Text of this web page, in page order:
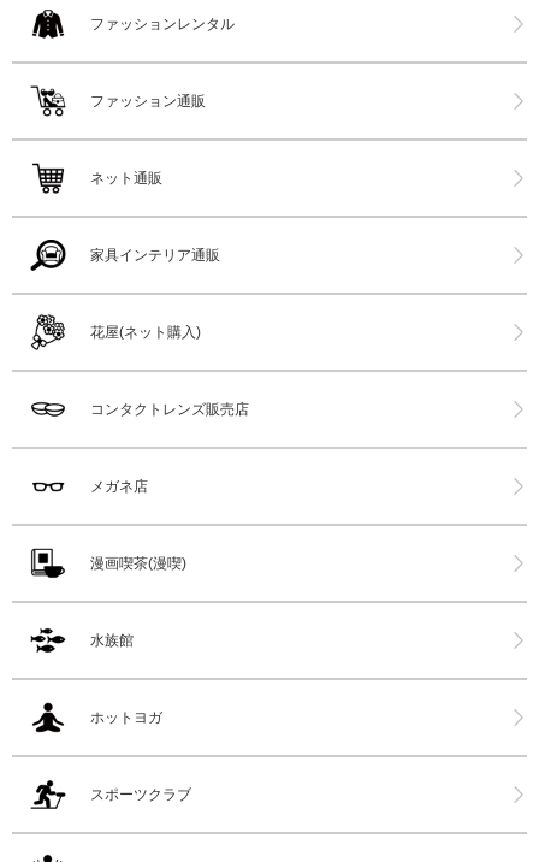
ファッションレンタル
ファッション通販
ネット通販
家具インテリア通販
花屋(ネット購入)
コンタクトレンズ販売店
メガネ店
漫画喫茶(漫喫)
水族館
ホットヨガ
スポーツクラブ